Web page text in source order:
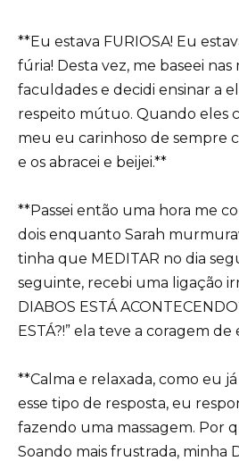
**Eu estava FURIOSA! Eu
fúria! Desta vez, me baseei
faculdades e decidi ensinar a
respeito mútuo. Quando eles
meu eu carinhoso de sempre
e os abracei e beijei.**
**Passei então uma hora me
dois enquanto Sarah
tinha que MEDITAR no dia
seguinte, recebi uma ligação
DIABOS ESTÁ
ESTÁ?!” ela teve a coragem de
**Calma e relaxada, como eu
esse tipo de resposta, eu
fazendo uma massagem. Por
Soando mais frustrada, minha